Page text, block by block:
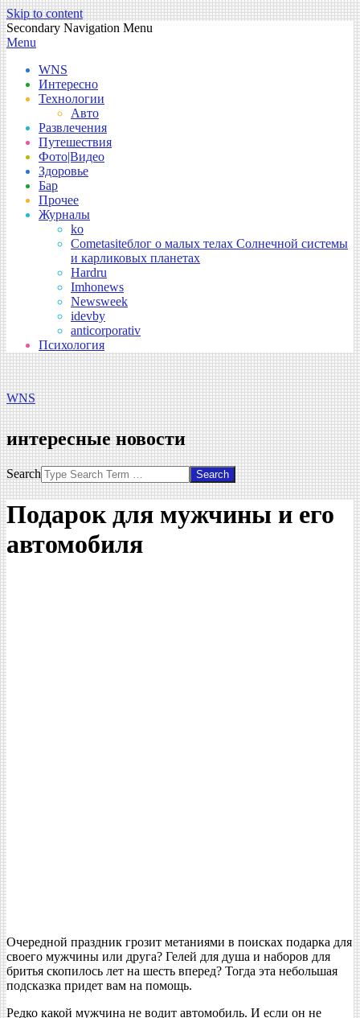
Skip to content
Secondary Navigation Menu
Menu
WNS
Интересно
Технологии
Авто
Развлечения
Путешествия
Фото|Видео
Здоровье
Бар
Прочее
Журналы
ko
Cometasiteблог о малых телах Солнечной системы
и карликовых планетах
Hardru
Imhonews
Newsweek
idevby
anticorporativ
Психология
WNS
интересные новости
Search
Подарок для мужчины и его
автомобиля
Очередной праздник грозит метаниями в поисках подарка для
своего мужчины или друга? Гелей для душа и наборов для
бритья скопилось лет на шесть вперед? Тогда эта небольшая
подсказка придет вам на помощь.
Редко какой мужчина не водит автомобиль. И если он не